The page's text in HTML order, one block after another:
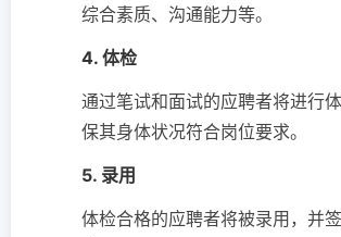
综合素质、沟通能力等。
4. 体检
通过笔试和面试的应聘者将进行
保其身体状况符合岗位要求。
5. 录用
体检合格的应聘者将被录用，并